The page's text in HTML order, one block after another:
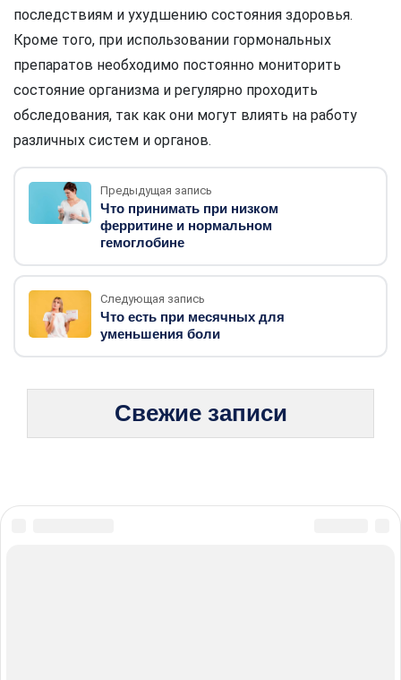
последствиям и ухудшению состояния здоровья.
Кроме того, при использовании гормональных
препаратов необходимо постоянно мониторить
состояние организма и регулярно проходить
обследования, так как они могут влиять на работу
различных систем и органов.
Предыдущая запись
Что принимать при низком
ферритине и нормальном
гемоглобине
Следующая запись
Что есть при месячных для
уменьшения боли
Свежие записи